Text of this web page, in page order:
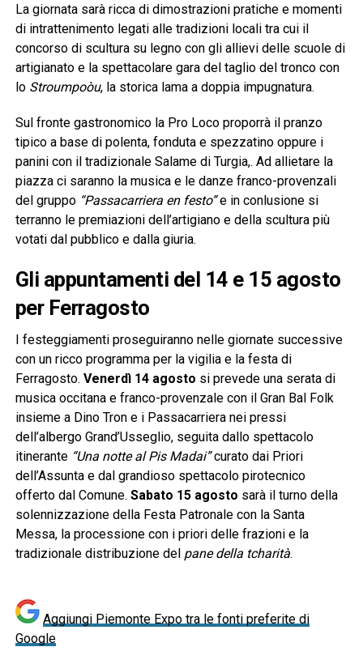
La giornata sarà ricca di dimostrazioni pratiche e momenti
di intrattenimento legati alle tradizioni locali tra cui il
concorso di scultura su legno con gli allievi delle scuole di
artigianato e la spettacolare gara del taglio del tronco con
lo Stroumpoòu, la storica lama a doppia impugnatura.
Sul fronte gastronomico la Pro Loco proporrà il pranzo
tipico a base di polenta, fonduta e spezzatino oppure i
panini con il tradizionale Salame di Turgia,. Ad allietare la
piazza ci saranno la musica e le danze franco-provenzali
del gruppo “Passacarriera en festo”e in conlusione si
terranno le premiazioni dell’artigiano e della scultura più
votati dal pubblico e dalla giuria.
Gli appuntamenti del 14 e 15 agosto
per Ferragosto
I festeggiamenti proseguiranno nelle giornate successive
con un ricco programma per la vigilia e la festa di
Ferragosto. Venerdì 14 agosto si prevede una serata di
musica occitana e franco-provenzale con il Gran Bal Folk
insieme a Dino Tron e i Passacarriera nei pressi
dell’albergo Grand’Usseglio, seguita dallo spettacolo
itinerante “Una notte al Pis Madai”curato dai Priori
dell’Assunta e dal grandioso spettacolo pirotecnico
offerto dal Comune. Sabato 15 agosto sarà il turno della
solennizzazione della Festa Patronale con la Santa
Messa, la processione con i priori delle frazioni e la
tradizionale distribuzione del pane della tcharità.
Aggiungi Piemonte Expo tra le fonti preferite di
Google